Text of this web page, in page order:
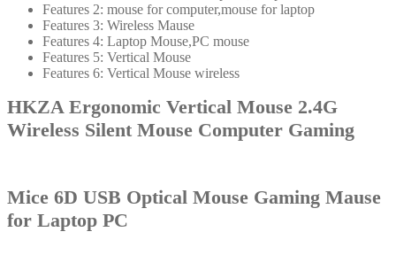
USB
遊
戲
適
用
Features 2: mouse for computer,mouse for laptop
Features 3: Wireless Mause
Features 4: Laptop Mouse,PC mouse
Features 5: Vertical Mouse
Features 6: Vertical Mouse wireless
HKZA Ergonomic Vertical Mouse 2.4G
Wireless Silent Mouse Computer Gaming
Mice 6D USB Optical Mouse Gaming Mause
for Laptop PC